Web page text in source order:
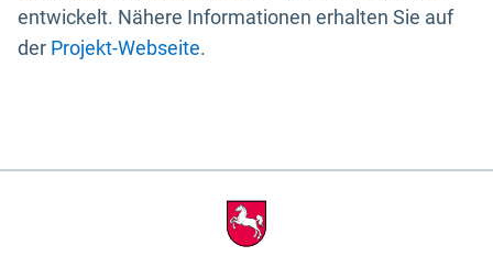
entwickelt. Nähere Informationen erhalten Sie auf
der Projekt-Webseite.